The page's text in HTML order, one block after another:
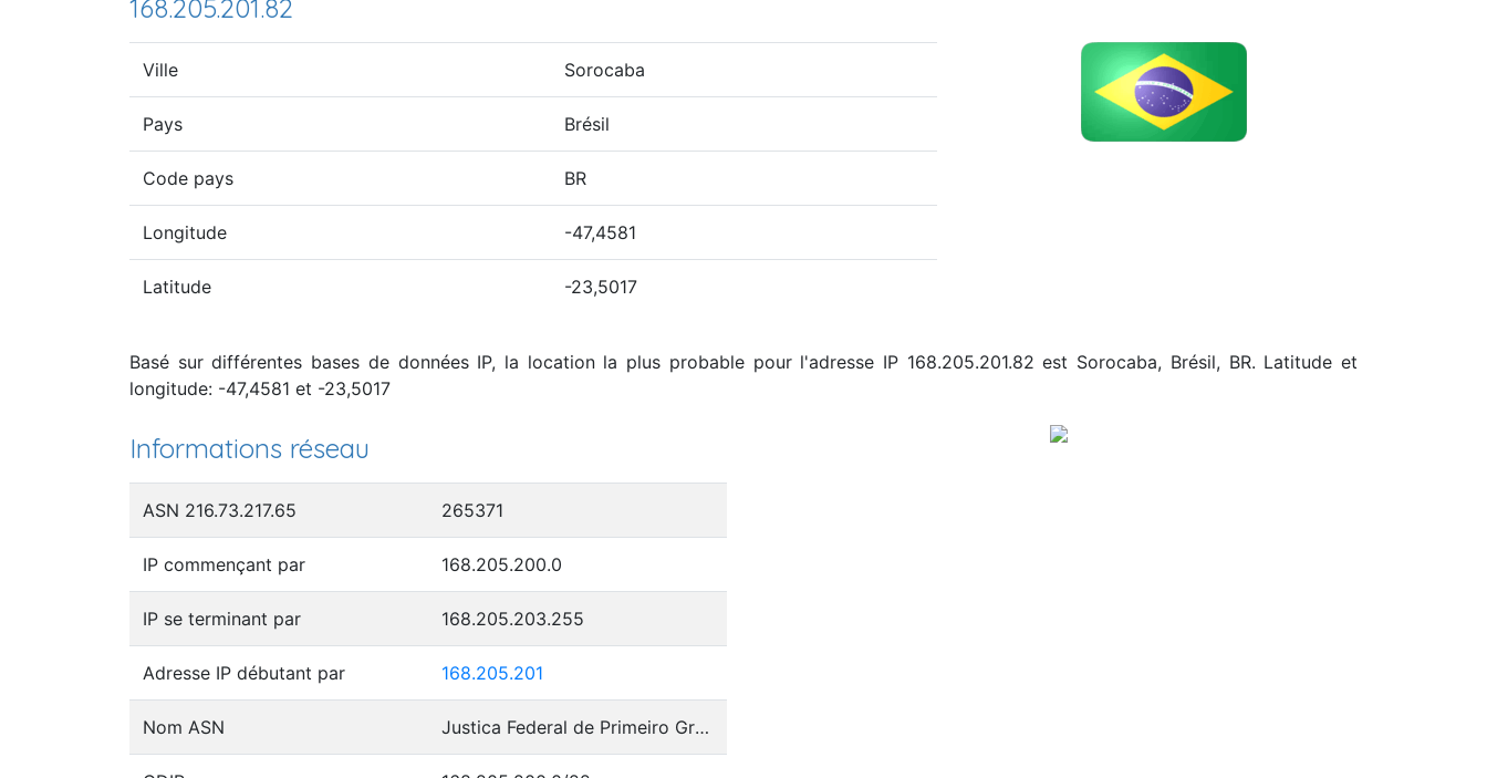
168.205.201.82
Ville Sorocaba
Pays Brésil
Code pays BR
Longitude -47,4581
Latitude -23,5017
Basé sur différentes bases de données IP, la location la plus probable pour l'adresse IP 168.205.201.82 est Sorocaba, Brésil, BR. Latitude et
longitude: -47,4581 et -23,5017
Informations réseau
ASN 216.73.217.65 265371
IP commençant par 168.205.200.0
IP se terminant par 168.205.203.255
Adresse IP débutant par 168.205.201
Nom ASN Justica Federal de Primeiro Grau no RS